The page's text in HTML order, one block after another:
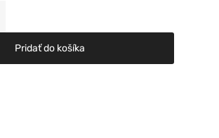
Pridať do košíka